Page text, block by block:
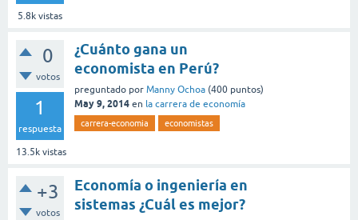
5.8k vistas
0
votos
1
respuesta
13.5k vistas
¿Cuánto gana un
economista en Perú?
preguntado por Manny Ochoa (400 puntos)
May 9, 2014 en la carrera de economía
carrera-economia economistas
+3
votos
Economía o ingeniería en
sistemas ¿Cuál es mejor?